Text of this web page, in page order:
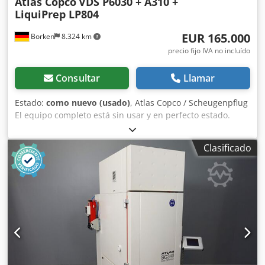
Borken 8.324 km
LiquiPrep LP804
EUR 165.000
precio fijo IVA no incluído
Consultar Llamar
Estado: como nuevo (usado), Atlas Copco / Scheugenpflug
El equipo completo está sin usar y en perfecto estado.
Tipo: VDS P6030 Procesamiento automático de un proceso
completo, desde la carga hasta la descarga. Mezcla de dos
componentes (por ejemplo, resina y endurecedor)
directamente en el proceso. Aplicación precisa del
material en posiciones definidas sobre la pieza de trabajo.
Movimiento de las piezas mediante un sistema de 3 ejes
(X, Y, Z). Funcionamiento en modo automático,
semiautomático y manual. Datos técnicos: Conexión a la
red: 400 V CA, 50/60 Hz Corriente nominal: 13,6 A Consumo
de energía: 8,5 kVA Fusible: 3 × 32 A Tensión de control: 24
V CC Presión de funcionamiento: 6 bar Monitorización de
Clasificado